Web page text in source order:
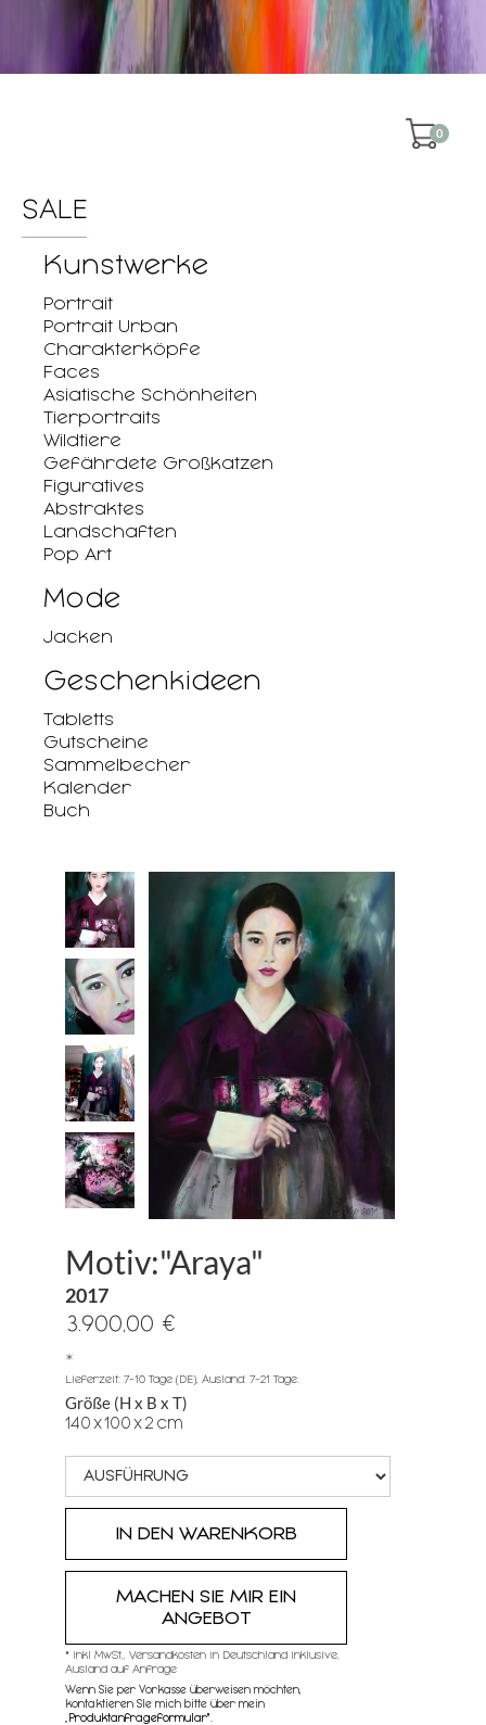
0
SALE
Kunstwerke
Portrait
Portrait Urban
Charakterköpfe
Faces
Asiatische Schönheiten
Tierportraits
Wildtiere
Gefährdete Großkatzen
Figuratives
Abstraktes
Landschaften
Pop Art
Mode
Jacken
Geschenkideen
Tabletts
Gutscheine
Sammelbecher
Kalender
Buch
Motiv:"Araya"
2017
3.900,00 €
*
Lieferzeit: 7-10 Tage (DE), Ausland: 7-21 Tage.
Größe (H x B x T)
140x100x2 cm
MACHEN SIE MIR EIN
ANGEBOT
* inkl MwSt,, Versandkosten in Deutschland inklusive,
Ausland auf Anfrage
Wenn Sie per Vorkasse überweisen möchten,
kontaktieren SIe mich bitte über mein
Produktanfrageformular"